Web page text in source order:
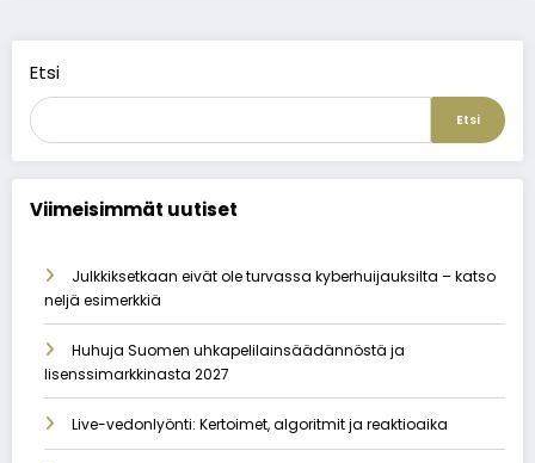
Etsi
Etsi
Viimeisimmät uutiset
Julkkiksetkaan eivät ole turvassa kyberhuijauksilta – katso
neljä esimerkkiä
Huhuja Suomen uhkapelilainsäädännöstä ja
lisenssimarkkinasta 2027
Live-vedonlyönti: Kertoimet, algoritmit ja reaktioaika